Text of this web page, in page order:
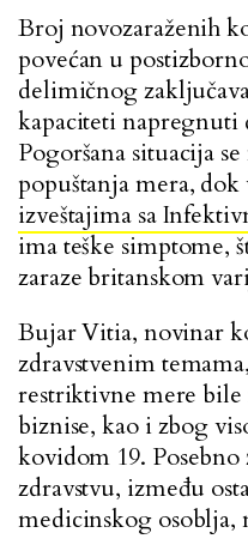
Broj novozaraženih
povećan u
delimičnog
kapaciteti napregnuti
Pogoršana situacija
popuštanja mera, dok
izveštajima sa
ima teške simptome,
zaraze britanskom
Bujar Vitia, novinar
zdravstvenim
restriktivne mere bile
biznise, kao i zbog
kovidom 19.
zdravstvu, između
medicinskog osoblja,